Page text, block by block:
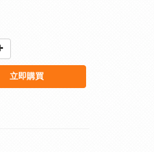
立即購買